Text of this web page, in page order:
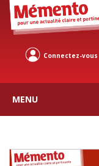
Connectez-vous
MENU